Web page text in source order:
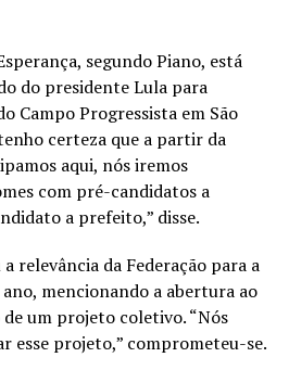
segundo Piano, está
do presidente Lula para
Campo Progressista em São
certeza que a partir da
aqui, nós iremos
com pré-candidatos a
a prefeito,” disse.
relevância da Federação para a
mencionando a abertura ao
um projeto coletivo. “Nós
esse projeto,” comprometeu-se.